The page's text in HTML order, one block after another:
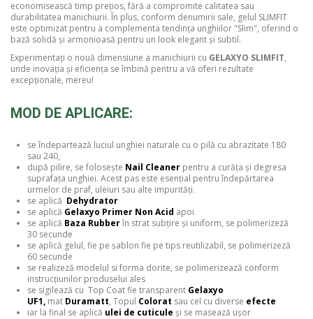
economisească timp prețios, fără a compromite calitatea sau
durabilitatea manichiurii. În plus, conform denumirii sale, gelul SLIMFIT
este optimizat pentru a complementa tendința unghiilor "Slim", oferind o
bază solidă și armonioasă pentru un look elegant și subtil.
Experimentați o nouă dimensiune a manichiurii cu GELAXYO SLIMFIT,
unde inovația și eficiența se îmbină pentru a vă oferi rezultate
excepționale, mereu!
MOD DE APLICARE:
se îndepartează luciul unghiei naturale cu o pilă cu abrazitate 180
sau 240,
după pilire, se folosește Nail Cleaner pentru a curăța și degresa
suprafața unghiei. Acest pas este esențial pentru îndepărtarea
urmelor de praf, uleiuri sau alte impurități.
se aplică Dehydrator
se aplică Gelaxyo Primer Non Acid apoi
se aplică Baza Rubberîn strat subțire și uniform, se polimerizeză
30 secunde
se aplică gelul, fie pe șablon fie pe tips reutilizabil, se polimerizeză
60 secunde
se realizeză modelul si forma dorite, se polimerizează conform
instrucțiunilor produselui ales
se sigilează cu Top Coat fie transparent Gelaxyo
UF1, mat Duramatt, Topul Colorat sau cel cu diverse efecte
iar la final se aplică ulei de cuticule și se masează ușor